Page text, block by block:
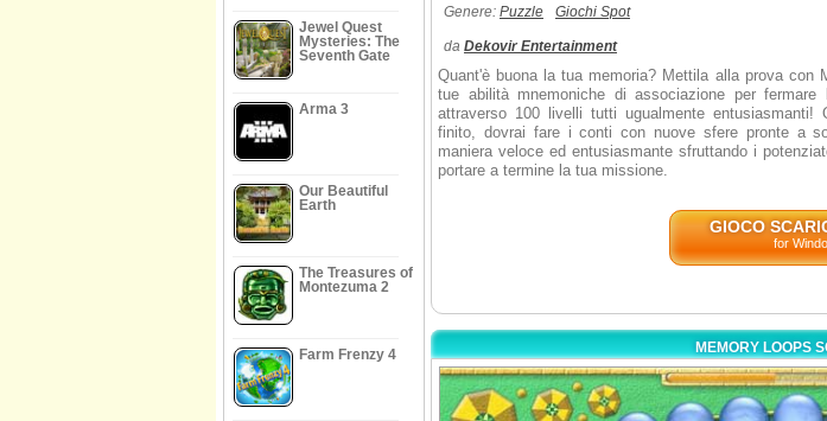
Jewel Quest
Mysteries: The
Seventh Gate
Arma 3
Our Beautiful
Earth
The Treasures of
Montezuma 2
Farm Frenzy 4
Genere: Puzzle Giochi Spot
da Dekovir Entertainment
Quant'è buona la tua memoria? Mettila alla prova con
tue abilità mnemoniche di associazione per fermare
attraverso 100 livelli tutti ugualmente entusiasmanti!
finito, dovrai fare i conti con nuove sfere pronte a
maniera veloce ed entusiasmante sfruttando i
portare a termine la tua missione.
GIOCO
for
MEMORY LOOPS